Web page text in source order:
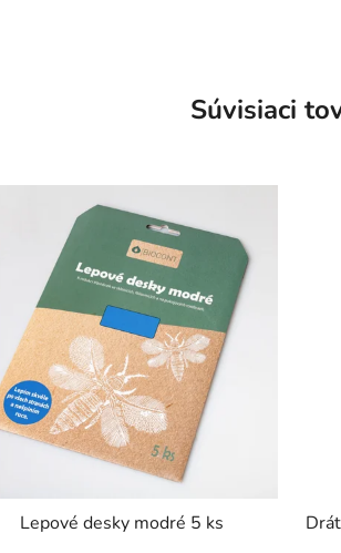
Súvisiaci
Lepové desky modré 5 ks